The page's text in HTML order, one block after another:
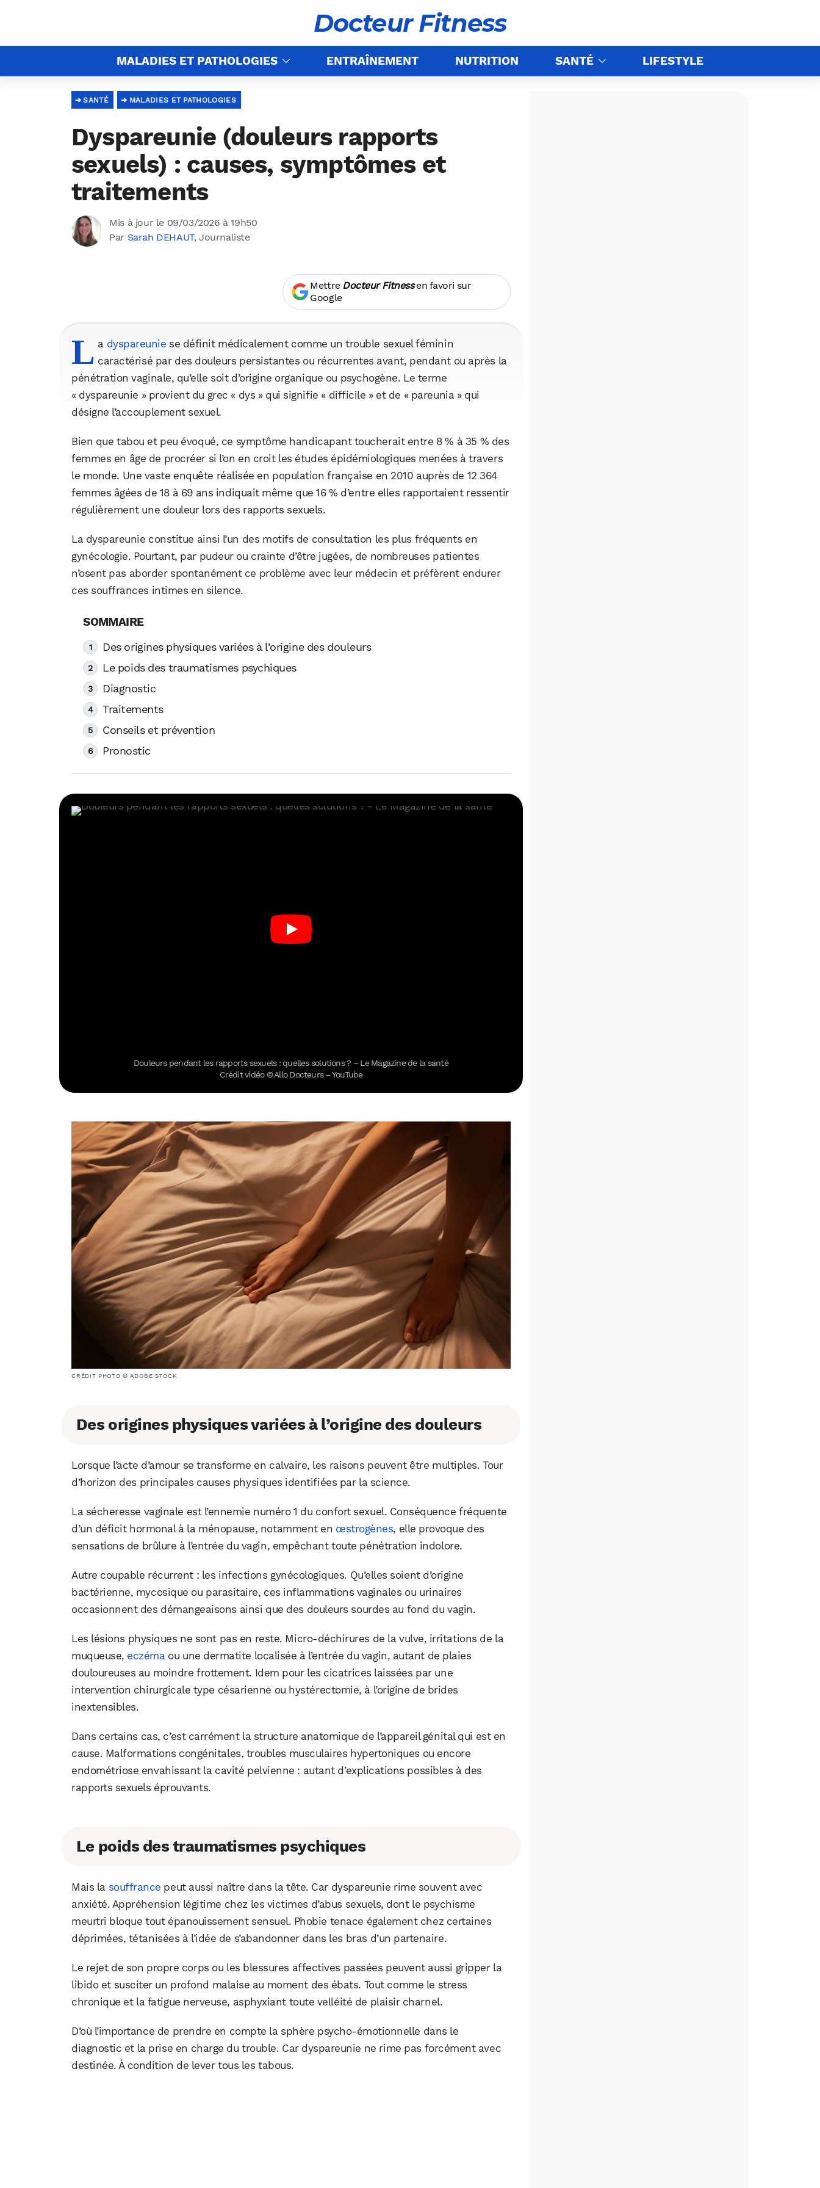
Docteur Fitness
MALADIES ET PATHOLOGIES ENTRAÎNEMENT NUTRITION SANTÉ LIFESTYLE
MALADIES ET PATHOLOGIES
SANTÉ
Dyspareunie (douleurs rapports
sexuels) : causes, symptômes et
traitements
Mis à jour le 09/03/2026 à 19h50
Par Sarah DEHAUT, Journaliste
Mettre Docteur Fitnessen favori sur
Google
L a dyspareunie se définit médicalement comme un trouble sexuel féminin
caractérisé par des douleurs persistantes ou récurrentes avant, pendant ou après la
pénétration vaginale, qu’elle soit d’origine organique ou psychogène. Le terme
« dyspareunie » provient du grec « dys » qui signifie « difficile » et de « pareunia » qui
désigne l’accouplement sexuel.
Bien que tabou et peu évoqué, ce symptôme handicapant toucherait entre 8 % à 35 % des
femmes en âge de procréer si l’on en croit les études épidémiologiques menées à travers
le monde. Une vaste enquête réalisée en population française en 2010 auprès de 12 364
femmes âgées de 18 à 69 ans indiquait même que 16 % d’entre elles rapportaient ressentir
régulièrement une douleur lors des rapports sexuels.
La dyspareunie constitue ainsi l’un des motifs de consultation les plus fréquents en
gynécologie. Pourtant, par pudeur ou crainte d’être jugées, de nombreuses patientes
n’osent pas aborder spontanément ce problème avec leur médecin et préfèrent endurer
ces souffrances intimes en silence.
Des origines physiques variées à l’origine des douleurs
Le poids des traumatismes psychiques
Diagnostic
Traitements
Conseils et prévention
Pronostic
Douleurs pendant les rapports sexuels : quelles solutions ? – Le Magazine de la santé
Crédit vidéo © Allo Docteurs – YouTube
CRÉDIT PHOTO © ADOBE STOCK
Des origines physiques variées à l’origine des douleurs
Lorsque l’acte d’amour se transforme en calvaire, les raisons peuvent être multiples. Tour
d’horizon des principales causes physiques identifiées par la science.
La sécheresse vaginale est l’ennemie numéro 1 du confort sexuel. Conséquence fréquente
d’un déficit hormonal à la ménopause, notamment en œstrogènes, elle provoque des
sensations de brûlure à l’entrée du vagin, empêchant toute pénétration indolore.
Autre coupable récurrent : les infections gynécologiques. Qu’elles soient d’origine
bactérienne, mycosique ou parasitaire, ces inflammations vaginales ou urinaires
occasionnent des démangeaisons ainsi que des douleurs sourdes au fond du vagin.
Les lésions physiques ne sont pas en reste. Micro-déchirures de la vulve, irritations de la
muqueuse, eczémaou une dermatite localisée à l’entrée du vagin, autant de plaies
douloureuses au moindre frottement. Idem pour les cicatrices laissées par une
intervention chirurgicale type césarienne ou hystérectomie, à l’origine de brides
inextensibles.
Dans certains cas, c’est carrément la structure anatomique de l’appareil génital qui est en
cause. Malformations congénitales, troubles musculaires hypertoniques ou encore
endométriose envahissant la cavité pelvienne : autant d’explications possibles à des
rapports sexuels éprouvants.
Le poids des traumatismes psychiques
Mais la souffrance peut aussi naître dans la tête. Car dyspareunie rime souvent avec
anxiété. Appréhension légitime chez les victimes d’abus sexuels, dont le psychisme
meurtri bloque tout épanouissement sensuel. Phobie tenace également chez certaines
déprimées, tétanisées à l’idée de s’abandonner dans les bras d’un partenaire.
Le rejet de son propre corps ou les blessures affectives passées peuvent aussi gripper la
libido et susciter un profond malaise au moment des ébats. Tout comme le stress
chronique et la fatigue nerveuse, asphyxiant toute velléité de plaisir charnel.
D’où l’importance de prendre en compte la sphère psycho-émotionnelle dans le
diagnostic et la prise en charge du trouble. Car dyspareunie ne rime pas forcément avec
destinée. À condition de lever tous les tabous.
WhatsApp Telegram
Facebook X LinkedIn